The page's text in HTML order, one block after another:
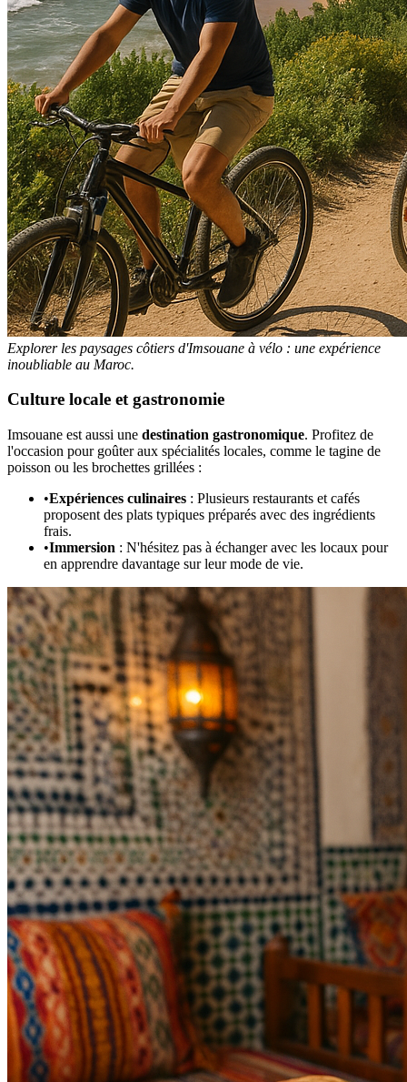
Explorer les paysages côtiers d'Imsouane à vélo : une expérience
inoubliable au Maroc.
Culture locale et gastronomie
Imsouane est aussi une destination gastronomique. Profitez de
l'occasion pour goûter aux spécialités locales, comme le tagine de
poisson ou les brochettes grillées :
•Expériences culinaires : Plusieurs restaurants et cafés
proposent des plats typiques préparés avec des ingrédients
frais.
•Immersion : N'hésitez pas à échanger avec les locaux pour
en apprendre davantage sur leur mode de vie.